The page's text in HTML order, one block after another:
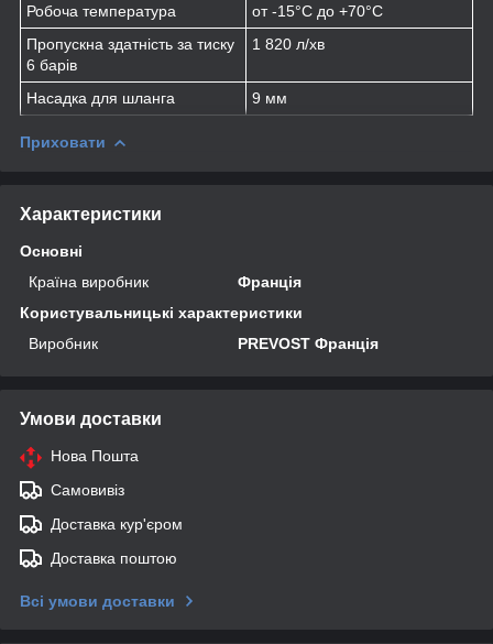
Робоча температура
от -15°C до +70°C
Пропускна здатність за тиску
6 барів
1 820 л/хв
Насадка для шланга 9 мм
Приховати
Характеристики
Основні
Країна виробник
Франція
Користувальницькі характеристики
Виробник
PREVOST Франція
Умови доставки
Нова Пошта
Самовивіз
Доставка кур'єром
Доставка поштою
Всі умови доставки